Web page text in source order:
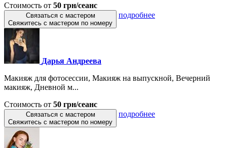
Стоимость от 50 грн/сеанс
Связаться с мастером
Свяжитесь с мастером по номеру
подробнее
Дарья Андреева
Макияж для фотосессии, Макияж на выпускной, Вечерний
макияж, Дневной м...
Стоимость от 50 грн/сеанс
Связаться с мастером
Свяжитесь с мастером по номеру
подробнее